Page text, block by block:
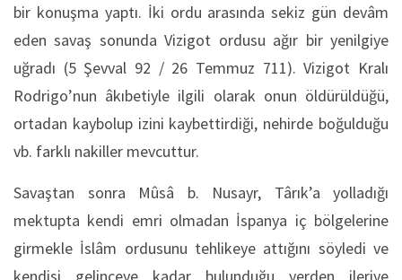
bir konuşma yaptı. İki ordu arasında sekiz gün devâm
eden savaş sonunda Vizigot ordusu ağır bir yenilgiye
uğradı (5 Şevval 92 / 26 Temmuz 711). Vizigot Kralı
Rodrigo’nun âkıbetiyle ilgili olarak onun öldürüldüğü,
ortadan kaybolup izini kaybettirdiği, nehirde boğulduğu
vb. farklı nakiller mevcuttur.
Savaştan sonra Mûsâ b. Nusayr, Târık’a yolladığı
mektupta kendi emri olmadan İspanya iç bölgelerine
girmekle İslâm ordusunu tehlikeye attığını söyledi ve
kendisi gelinceye kadar bulunduğu yerden ileriye